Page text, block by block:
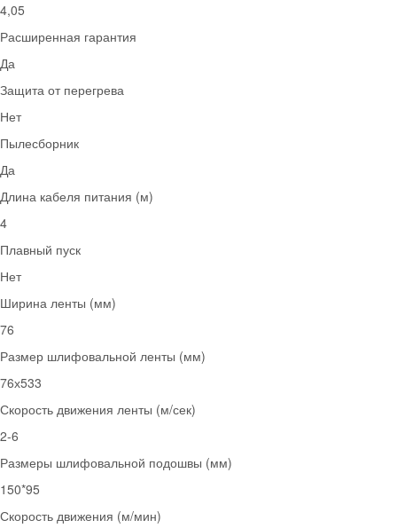
4,05
Расширенная гарантия
Да
Защита от перегрева
Нет
Пылесборник
Да
Длина кабеля питания (м)
4
Плавный пуск
Нет
Ширина ленты (мм)
76
Размер шлифовальной ленты (мм)
76х533
Скорость движения ленты (м/сек)
2-6
Размеры шлифовальной подошвы (мм)
150*95
Скорость движения (м/мин)